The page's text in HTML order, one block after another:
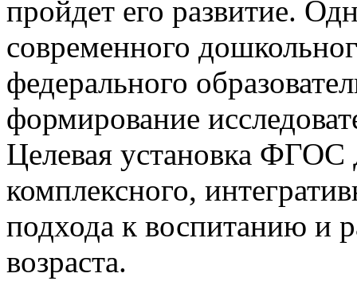
пройдет его развитие.
современного
федерального
формирование
Целевая установка ФГОС
комплексного,
подхода к воспитанию и
возраста.